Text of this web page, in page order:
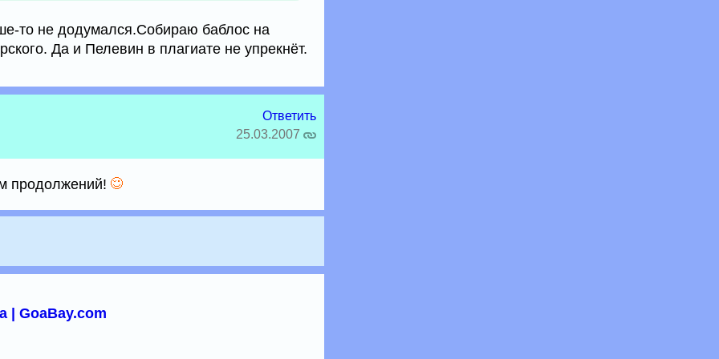
то не додумался.Собираю баблос на
Да и Пелевин в плагиате не упрекнёт.
Ответить
25.03.2007
продолжений!
| GoaBay.com